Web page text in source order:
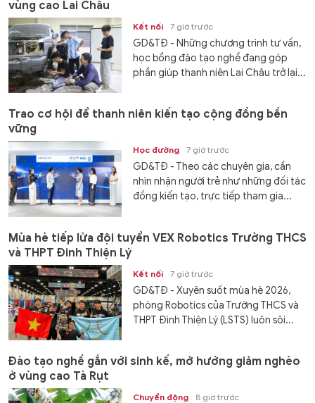
vùng cao Lai Châu
Kết nối 7 giờ trước
GD&TĐ - Những chương trình tư vấn,
học bổng đào tạo nghề đang góp
phần giúp thanh niên Lai Châu trở lại...
Trao cơ hội để thanh niên kiến tạo cộng đồng bền
vững
Học đường 7 giờ trước
GD&TĐ - Theo các chuyên gia, cần
nhìn nhận người trẻ như những đối tác
đồng kiến tạo, trực tiếp tham gia...
Mùa hè tiếp lửa đội tuyển VEX Robotics Trường THCS
và THPT Đinh Thiện Lý
Kết nối 7 giờ trước
GD&TĐ - ​​Xuyên suốt mùa hè 2026,
phòng Robotics của Trường THCS và
THPT Đinh Thiện Lý (LSTS) luôn sôi...
Đào tạo nghề gắn với sinh kế, mở hướng giảm nghèo
ở vùng cao Tà Rụt
Chuyển động 8 giờ trước